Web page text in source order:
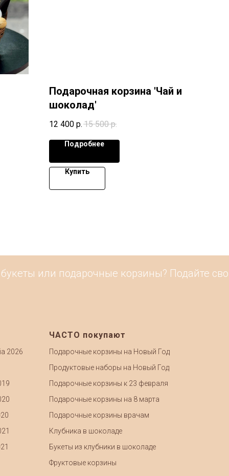
Подарочная корзина 'Чай и
шоколад'
12 400 р. 15 500 р.
Подробнее
Купить
подарочные корзины? Подайте
2026
ЧАСТО покупают
Подарочные корзины на Новый Год
Продуктовые наборы на Новый Год
Подарочные корзины к 23 февраля
Подарочные корзины на 8 марта
Подарочные корзины врачам
Клубника в шоколаде
Букеты из клубники в шоколаде
Фруктовые корзины